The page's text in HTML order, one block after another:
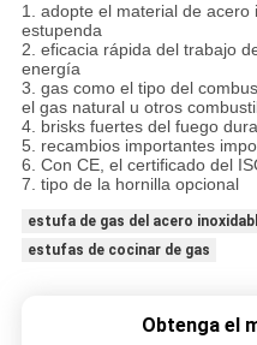
1. adopte el material de
estupenda
2. eficacia rápida del trabajo
energía
3. gas como el tipo del
el gas natural u otros
4. brisks fuertes del fuego
5. recambios importantes
6. Con CE, el certificado del
7. tipo de la hornilla opcional
estufa de gas del acero
estufas de cocinar de gas
Obtenga el